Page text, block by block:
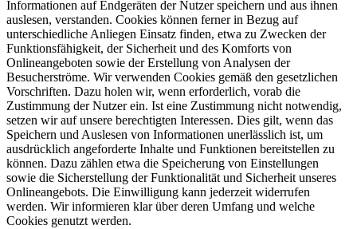
Informationen auf Endgeräten der Nutzer speichern und aus ihnen
auslesen, verstanden. Cookies können ferner in Bezug auf
unterschiedliche Anliegen Einsatz finden, etwa zu Zwecken der
Funktionsfähigkeit, der Sicherheit und des Komforts von
Onlineangeboten sowie der Erstellung von Analysen der
Besucherströme. Wir verwenden Cookies gemäß den gesetzlichen
Vorschriften. Dazu holen wir, wenn erforderlich, vorab die
Zustimmung der Nutzer ein. Ist eine Zustimmung nicht notwendig,
setzen wir auf unsere berechtigten Interessen. Dies gilt, wenn das
Speichern und Auslesen von Informationen unerlässlich ist, um
ausdrücklich angeforderte Inhalte und Funktionen bereitstellen zu
können. Dazu zählen etwa die Speicherung von Einstellungen
sowie die Sicherstellung der Funktionalität und Sicherheit unseres
Onlineangebots. Die Einwilligung kann jederzeit widerrufen
werden. Wir informieren klar über deren Umfang und welche
Cookies genutzt werden.